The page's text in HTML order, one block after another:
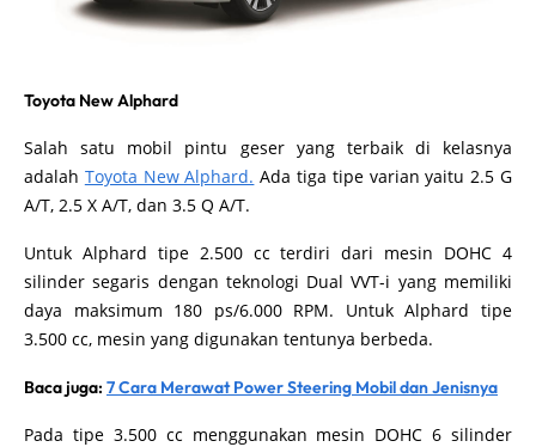
Toyota New Alphard
Salah satu mobil pintu geser yang terbaik di kelasnya
adalah Toyota New Alphard. Ada tiga tipe varian yaitu 2.5 G
A/T, 2.5 X A/T, dan 3.5 Q A/T.
Untuk Alphard tipe 2.500 cc terdiri dari mesin DOHC 4
silinder segaris dengan teknologi Dual VVT-i yang memiliki
daya maksimum 180 ps/6.000 RPM. Untuk Alphard tipe
3.500 cc, mesin yang digunakan tentunya berbeda.
Baca juga: 7 Cara Merawat Power Steering Mobil dan Jenisnya
Pada tipe 3.500 cc menggunakan mesin DOHC 6 silinder